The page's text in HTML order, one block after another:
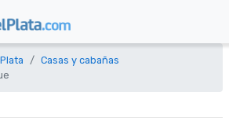
Casas y cabañas